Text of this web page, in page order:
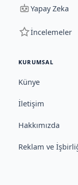
Yapay Zeka
İncelemeler
KURUMSAL
Künye
İletişim
Hakkımızda
Reklam ve